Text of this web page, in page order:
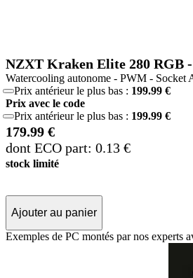
NZXT Kraken Elite 280 RGB
Watercooling autonome - PWM -
Prix antérieur le plus bas : 199.99 €
Prix avec le code
Prix antérieur le plus bas : 199.99 €
179.99 €
dont ECO part: 0.13 €
stock limité
Ajouter au panier
Exemples de PC montés par nos experts